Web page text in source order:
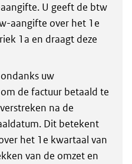
U geeft de btw
aangifte over het 1e
1a en draagt deze
uw
de factuur betaald te
na de
Dit betekent
het 1e kwartaal van
van de omzet en